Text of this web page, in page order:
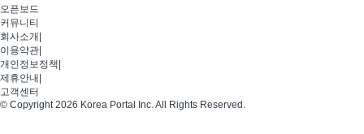
오픈보드
커뮤니티
회사소개
이용약관
개인정보정책
제휴안내
고객센터
© Copyright 2026 Korea Portal Inc. All Rights Reserved.